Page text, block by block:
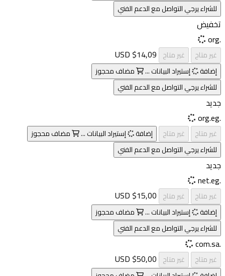
للشراء يرجي التواصل مع الدعم الفني
تخفيض
.org
غير متاح غير متاح $14,09 USD
إضافة إستيراد البيانات ... مضاف محجوز
للشراء يرجي التواصل مع الدعم الفني
جديد
.org.eg
غير متاح غير متاح إضافة إستيراد البيانات ... مضاف محجوز
للشراء يرجي التواصل مع الدعم الفني
جديد
.net.eg
غير متاح غير متاح $15,00 USD
إضافة إستيراد البيانات ... مضاف محجوز
للشراء يرجي التواصل مع الدعم الفني
.com.sa
غير متاح غير متاح $50,00 USD